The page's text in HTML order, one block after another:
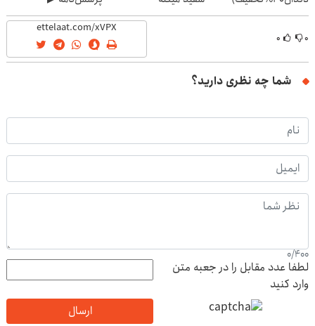
(40%تخفیف)
۰ ۰
شما چه نظری دارید؟
0/400
لطفا عدد مقابل را در جعبه متن
وارد کنید
ارسال